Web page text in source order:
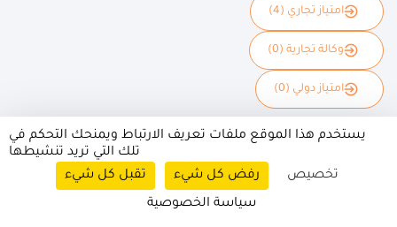
امتياز تجاري (4)
وكالة تجارية (0)
امتياز دولي (0)
يستخدم هذا الموقع ملفات تعريف الارتباط ويمنحك التحكم في
تلك التي تريد تنشيطها
تقبل كل شيء
رفض كل شيء
تخصيص
سياسة الخصوصية